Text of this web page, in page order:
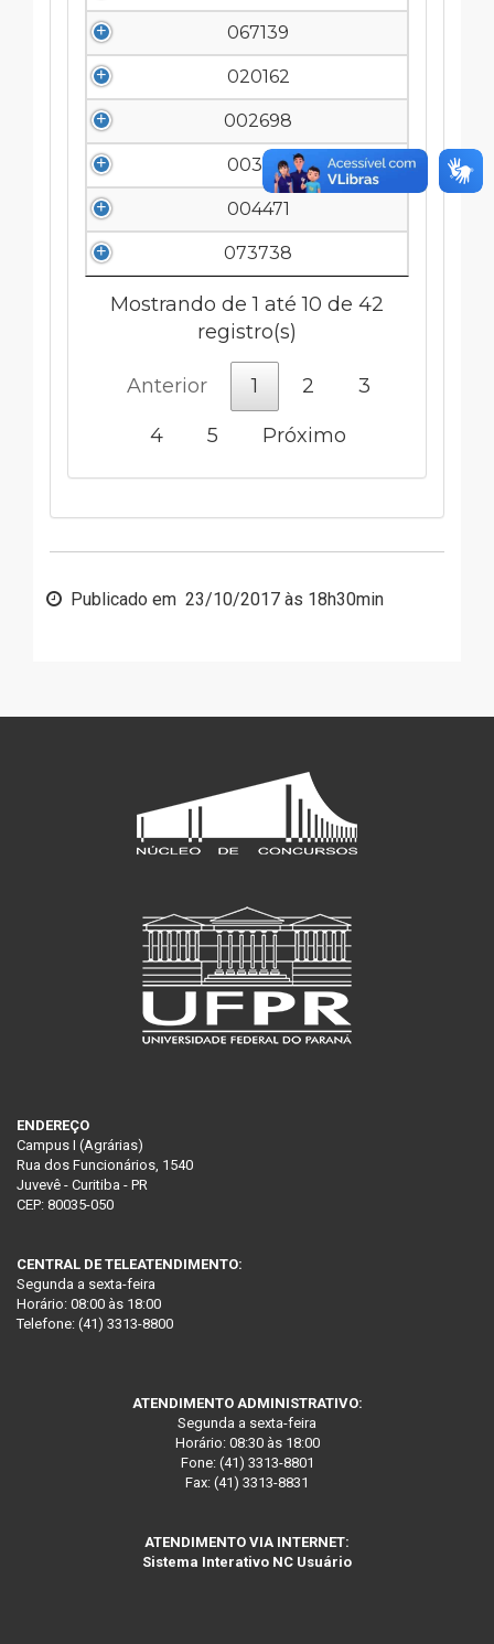
067139
020162
002698
003261
004471
073738
Mostrando de 1 até 10 de 42
registro(s)
Anterior 1 2 3
4 5 Próximo
Publicado em 23/10/2017 às 18h30min
ENDEREÇO
Campus I (Agrárias)
Rua dos Funcionários, 1540
Juvevê - Curitiba - PR
CEP: 80035-050
CENTRAL DE TELEATENDIMENTO:
Segunda a sexta-feira
Horário: 08:00 às 18:00
Telefone: (41) 3313-8800
ATENDIMENTO ADMINISTRATIVO:
Segunda a sexta-feira
Horário: 08:30 às 18:00
Fone: (41) 3313-8801
Fax: (41) 3313-8831
ATENDIMENTO VIA INTERNET:
Sistema Interativo NC Usuário